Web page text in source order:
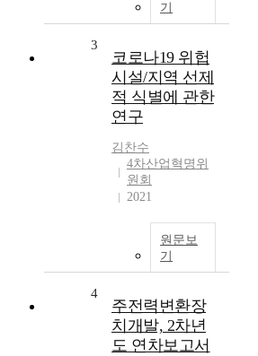
기
3
코로나19 위헙
시설/지역 선제
적 식별에 관한
연구
김찬수
4차산업혁명위
원회
2021
원문보
기
4
주전력변환장
치개발, 2차년
도 연차보고서